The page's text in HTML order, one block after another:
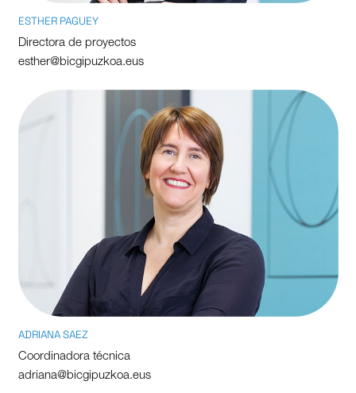
ESTHER PAGUEY
Directora de proyectos
esther@bicgipuzkoa.eus
ADRIANA SAEZ
Coordinadora técnica
adriana@bicgipuzkoa.eus